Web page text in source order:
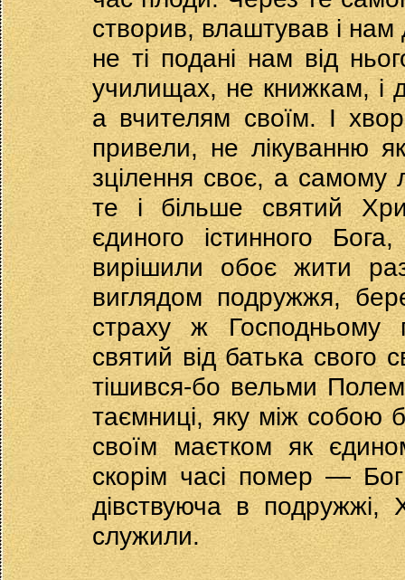
створив, влаштував і
не ті подані нам від
училищах, не книжкам, і
а вчителям своїм. І
привели, не лікуванню
зцілення своє, а самому
те і більше святий
єдиного істинного
вирішили обоє жити
виглядом подружжя,
страху ж Господньому
святий від батька
тішився-бо вельми
таємниці, яку між собою
своїм маєтком як
скорім часі помер —
дівствуюча в подружжі,
служили.